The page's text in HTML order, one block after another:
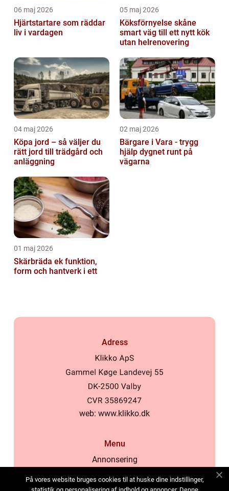
06 maj 2026
Hjärtstartare som räddar
liv i vardagen
05 maj 2026
Köksförnyelse skåne
smart väg till ett nytt kök
utan helrenovering
04 maj 2026
Köpa jord – så väljer du
rätt jord till trädgård och
anläggning
02 maj 2026
Bärgare i Vara - trygg
hjälp dygnet runt på
vägarna
01 maj 2026
Skärbräda ek funktion,
form och hantverk i ett
Adress
web: www.klikko.dk
Menu
Annonsering
Cookies
På vores website bruges cookies til at huske dine indstillinger,